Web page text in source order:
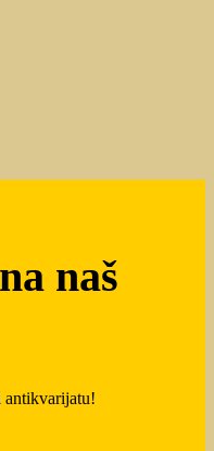
naš
antikvarijatu!